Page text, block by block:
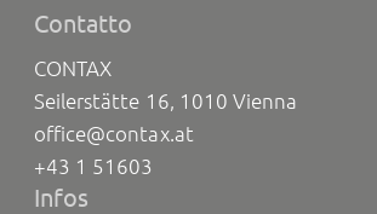
Contatto
CONTAX
Seilerstätte 16, 1010 Vienna
office@contax.at
+43 1 51603
Infos